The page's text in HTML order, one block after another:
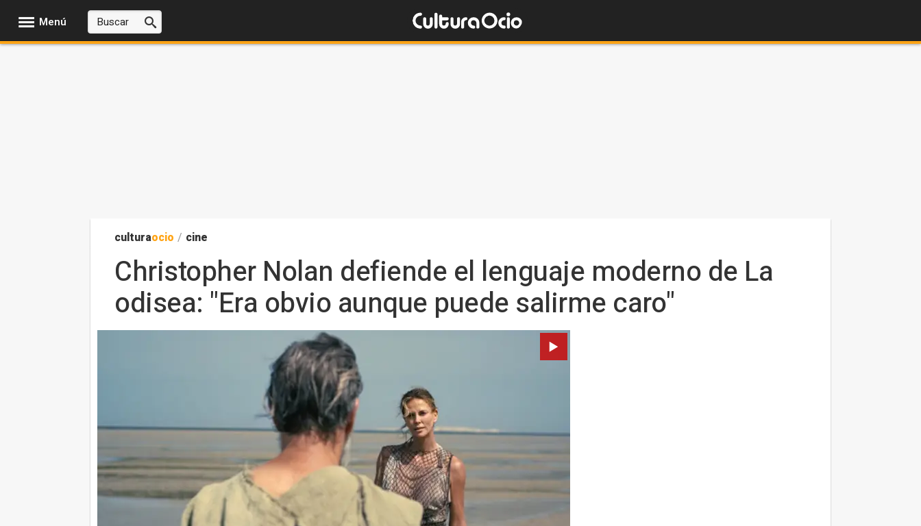
Menú
culturaocio / cine
Christopher Nolan defiende el lenguaje moderno de La
odisea: "Era obvio aunque puede salirme caro"